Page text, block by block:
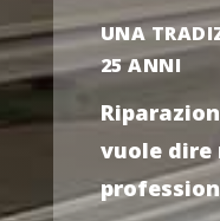
UNA
25 ANNI
vuole dire